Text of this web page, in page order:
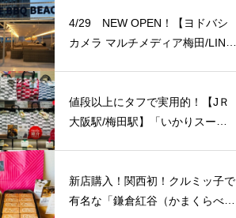
4/29 NEW OPEN！【ヨドバシ
カメラ マルチメディア梅田/LINK
キュービーチ）がオープン！【J
Ｒ大阪駅/梅田駅】
値段以上にタフで実用的！【JＲ
大阪駅/梅田駅】「いかりスーパ
はここだけ！
新店購入！関西初！クルミッ子で
有名な「鎌倉紅谷（かまくらべに